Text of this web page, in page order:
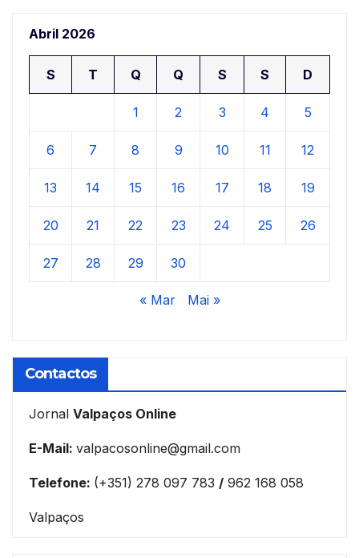
Abril 2026
S T Q Q S S D
1 2 3 4 5
6 7 8 9 10 11 12
13 14 15 16 17 18 19
20 21 22 23 24 25 26
27 28 29 30
« Mar Mai »
Contactos
Jornal Valpaços Online
E-Mail: valpacosonline@gmail.com
Telefone: (+351) 278 097 783 / 962 168 058
Valpaços